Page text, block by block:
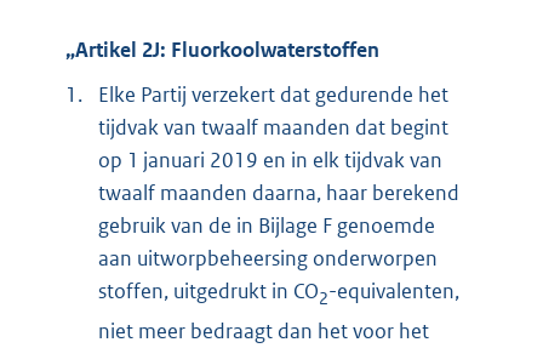
„Artikel 2J: Fluorkoolwaterstoffen
1.
Elke Partij verzekert dat gedurende het
tijdvak van twaalf maanden dat begint
op 1 januari 2019 en in elk tijdvak van
twaalf maanden daarna, haar berekend
gebruik van de in Bijlage F genoemde
aan uitworpbeheersing onderworpen
stoffen, uitgedrukt in CO2-equivalenten,
niet meer bedraagt dan het voor het